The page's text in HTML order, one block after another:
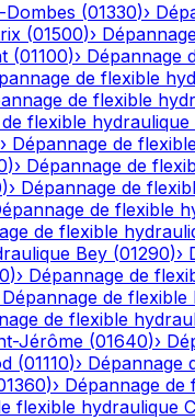
(01330)›
(01500)›
(01100)› Dépannage
de flexible
de flexible
flexible hydraulique
› Dépannage de
)› Dépannage de
)› Dépannage de
de flexible
de flexible
Bey (01290)›
)› Dépannage de
Dépannage de flexible
de flexible
Jérôme (01640)›
(01110)› Dépannage
)› Dépannage de
flexible hydraulique